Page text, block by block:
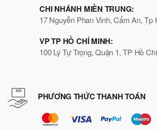
CHI NHÁNH MIỀN TRUNG:
17 Nguyễn Phan Vinh, Cẩm An, Tp
VP TP HỒ CHÍ MINH:
100 Lý Tự Trọng, Quận 1, TP Hồ
PHƯƠNG THỨC THANH TOÁN